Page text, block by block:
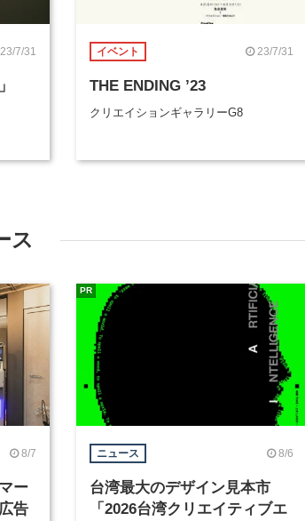
23/7/31 イベント 23/7/31
THE ENDING ’23
クリエイションギャラリーG8
ス
8/7
ー
告
ニュース 8/6
台湾最大のデザイン見本市
「2026台湾クリエイティブエ
PR